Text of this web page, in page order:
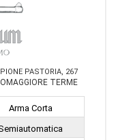
PASTORIA, 267
TERME
Arma Corta